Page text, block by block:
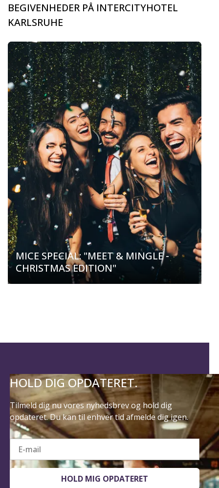
BEGIVENHEDER PÅ INTERCITYHOTEL
KARLSRUHE
carousel.aria_current_slide
MICE SPECIAL: "MEET & MINGLE -
CHRISTMAS EDITION"
HOLD DIG OPDATERET.
Tilmeld dig nu vores nyhedsbrev og hold dig
opdateret. Du kan til enhver tid afmelde dig igen.
E-mail
HOLD MIG OPDATERET